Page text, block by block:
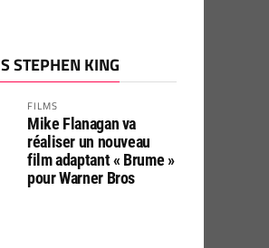
STEPHEN KING
FILMS
Mike Flanagan va
réaliser un nouveau
film adaptant « Brume »
pour Warner Bros